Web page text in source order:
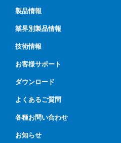
製品情報
業界別製品情報
技術情報
お客様サポート
ダウンロード
よくあるご質問
各種お問い合わせ
お知らせ